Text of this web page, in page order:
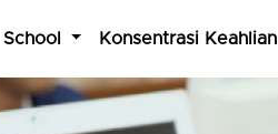
School Konsentrasi Keahlian